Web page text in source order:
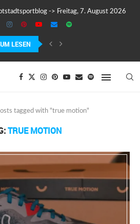
-> Freitag, 7. August 2026
LESEN
SCHNELL...
tagged with "true motion"
TRUE MOTION